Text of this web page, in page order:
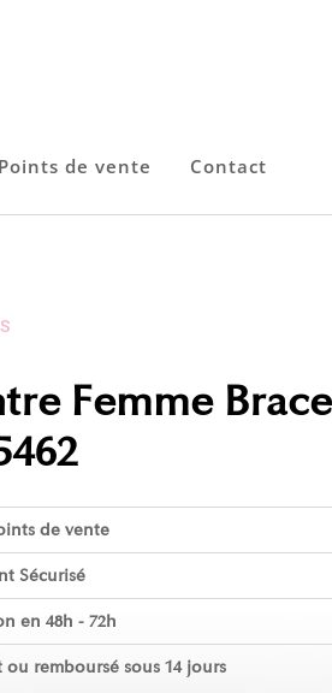
Points de vente
Contact
Femme
de vente
Sécurisé
en 48h - 72h
ou remboursé sous 14 jours